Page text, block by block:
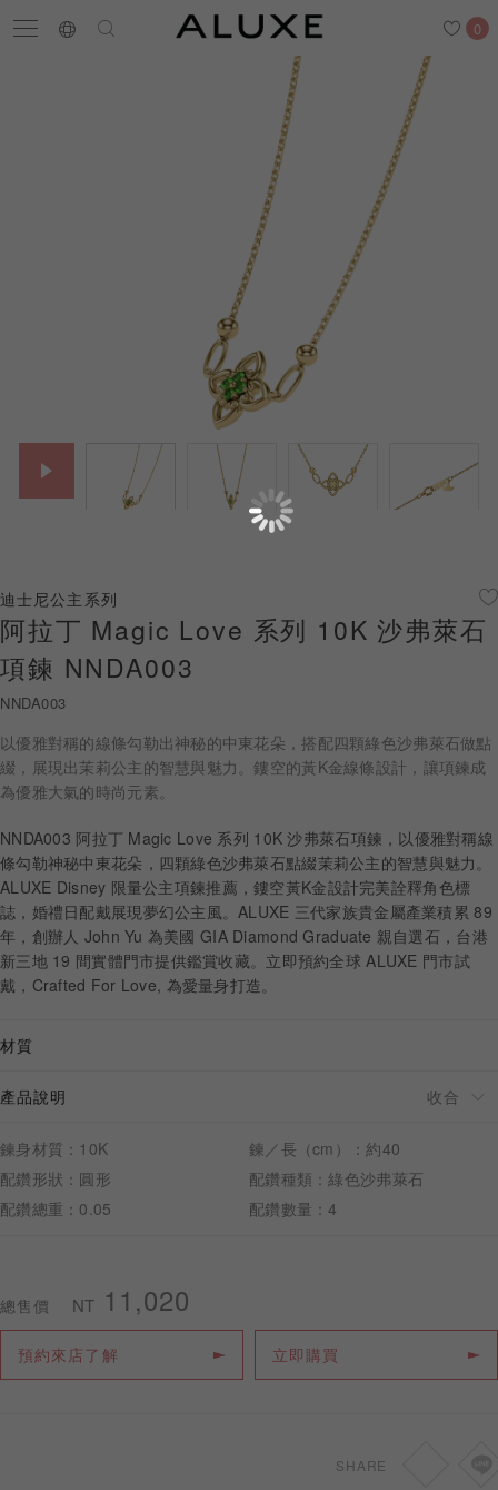
0
結婚戒指 嚴選鑽石
門市一覽
結婚戒指
黃金金飾
關於ALUXE
最新消息
婚禮護照
線上購物
LANGUAGE
迪士尼公主系列
阿拉丁 Magic Love 系列 10K 沙弗萊石
項鍊 NNDA003
NNDA003
以優雅對稱的線條勾勒出神秘的中東花朵，搭配四顆綠色沙弗萊石做點
綴，展現出茉莉公主的智慧與魅力。鏤空的黃K金線條設計，讓項鍊成
為優雅大氣的時尚元素。
NNDA003 阿拉丁 Magic Love 系列 10K 沙弗萊石項鍊，以優雅對稱線
條勾勒神秘中東花朵，四顆綠色沙弗萊石點綴茉莉公主的智慧與魅力。
ALUXE Disney 限量公主項鍊推薦，鏤空黃K金設計完美詮釋角色標
誌，婚禮日配戴展現夢幻公主風。ALUXE 三代家族貴金屬產業積累 89
年，創辦人 John Yu 為美國 GIA Diamond Graduate 親自選石，台港
新三地 19 間實體門市提供鑑賞收藏。立即預約全球 ALUXE 門市試
戴，Crafted For Love, 為愛量身打造。
材質
產品說明
鍊身材質：10K
鍊／長（cm）：約40
配鑽形狀：圓形
配鑽種類：綠色沙弗萊石
配鑽總重：0.05
配鑽數量：4
總售價 NT 11,020
立即購買
預約來店了解
SHARE